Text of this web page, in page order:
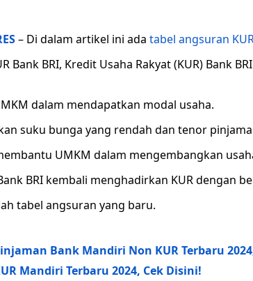
– Di dalam artikel ini ada tabel angsuran
Bank BRI, Kredit Usaha Rakyat (KUR) Bank
dalam mendapatkan modal usaha.
suku bunga yang rendah dan tenor
UMKM dalam mengembangkan
BRI kembali menghadirkan KUR dengan
tabel angsuran yang baru.
Bank Mandiri Non KUR Terbaru
Mandiri Terbaru 2024, Cek Disini!